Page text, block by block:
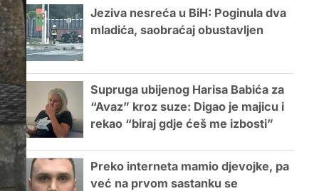
Jeziva nesreća u BiH: Poginula dva
mladića, saobraćaj obustavljen
Supruga ubijenog Harisa Babića za
“Avaz” kroz suze: Digao je majicu i
rekao “biraj gdje ćeš me izbosti”
Preko interneta mamio djevojke, pa
već na prvom sastanku se